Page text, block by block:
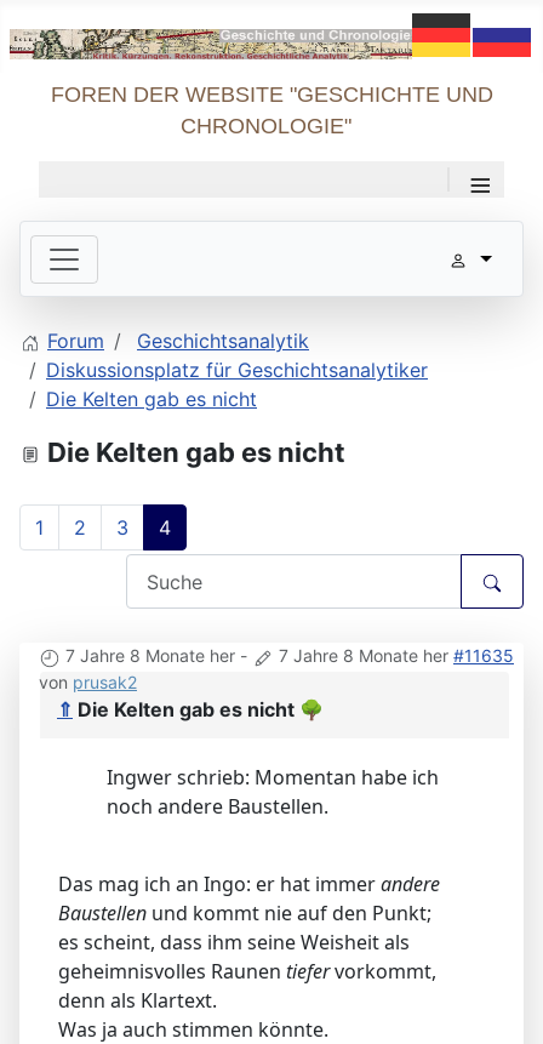
FOREN DER WEBSITE "GESCHICHTE UND
CHRONOLOGIE"
≡
Forum
Geschichtsanalytik
Diskussionsplatz für Geschichtsanalytiker
Die Kelten gab es nicht
Die Kelten gab es nicht
1 2 3 4
7 Jahre 8 Monate her - 7 Jahre 8 Monate her #11635
von prusak2
⇑ Die Kelten gab es nicht 🌳
Ingwer schrieb: Momentan habe ich
noch andere Baustellen.
Das mag ich an Ingo: er hat immerandere
Baustellen und kommt nie auf den Punkt;
es scheint, dass ihm seine Weisheit als
geheimnisvolles Raunen tiefervorkommt,
denn als Klartext.
Was ja auch stimmen könnte.